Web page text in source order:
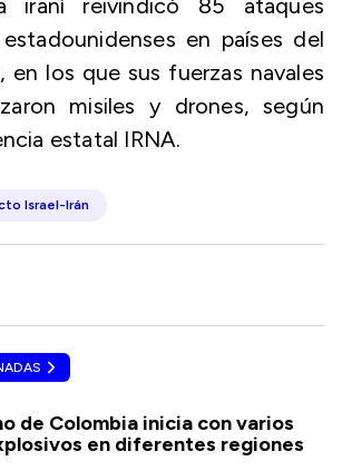
iraní reivindicó 85 ataques
en países del
en los que sus fuerzas navales
misiles y drones, según
estatal IRNA.
Israel-Irán
de Colombia inicia con varios
en diferentes regiones